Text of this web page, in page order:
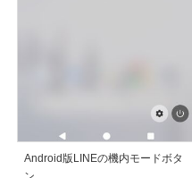
Android版LINEの機内モードボタ